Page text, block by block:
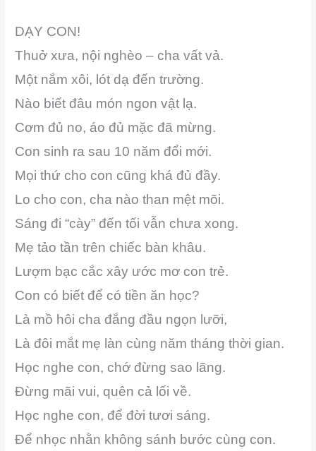
DẠY CON!
Thuở xưa, nội nghèo – cha vất vả.
Một nắm xôi, lót dạ đến trường.
Nào biết đâu món ngon vật lạ.
Cơm đủ no, áo đủ mặc đã mừng.
Con sinh ra sau 10 năm đổi mới.
Mọi thứ cho con cũng khá đủ đầy.
Lo cho con, cha nào than mệt mõi.
Sáng đi “cày” đến tối vẫn chưa xong.
Mẹ tảo tần trên chiếc bàn khâu.
Lượm bạc cắc xây ước mơ con trẻ.
Con có biết để có tiền ăn học?
Là mồ hôi cha đắng đầu ngọn lưỡi,
Là đôi mắt mẹ làn cùng năm tháng thời gian.
Học nghe con, chớ đừng sao lãng.
Đừng mãi vui, quên cả lối về.
Học nghe con, để đời tươi sáng.
Để nhọc nhằn không sánh bước cùng con.